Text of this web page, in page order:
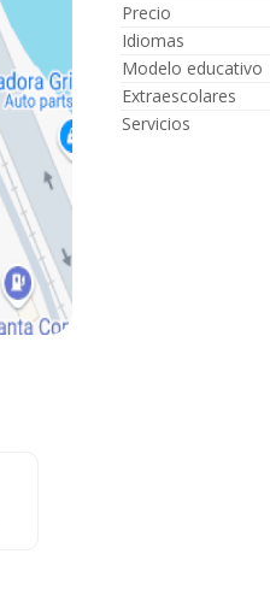
Precio
Idiomas
Modelo educativo
Extraescolares
Servicios